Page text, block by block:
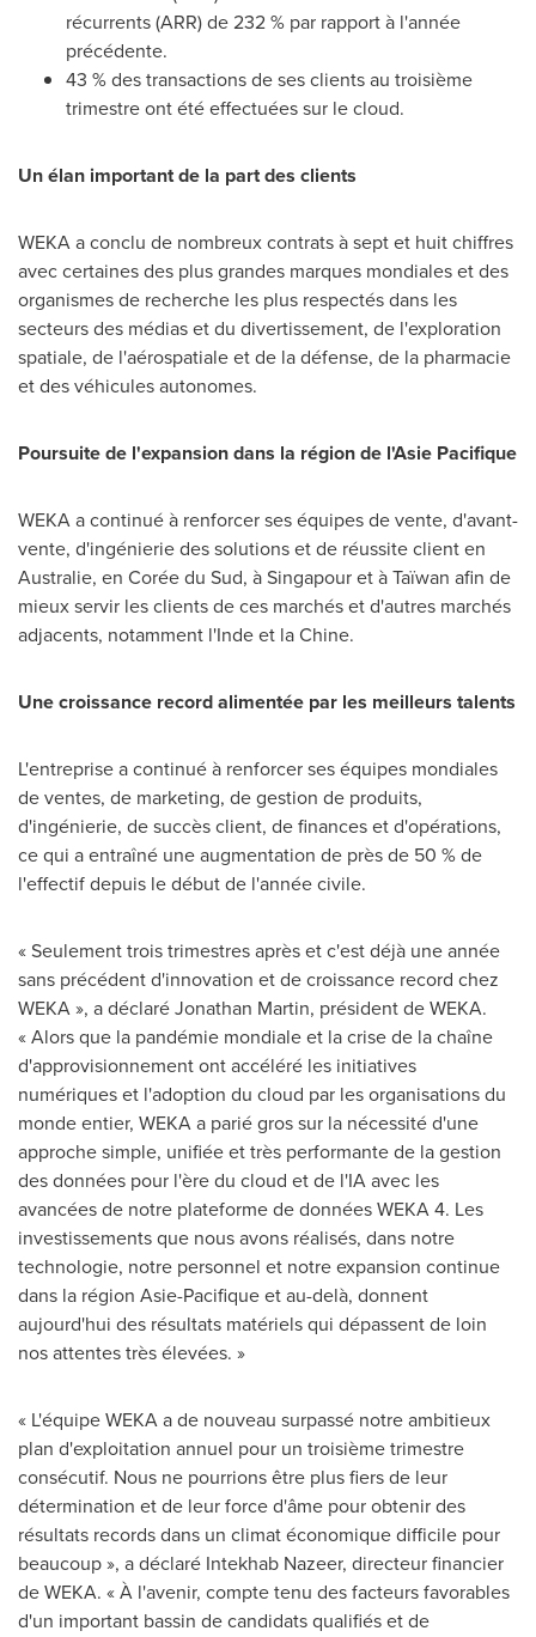
récurrents (ARR) de232 % par rapport à l'année
précédente.
43 % des transactions de ses clients au troisième
trimestre ont été effectuées sur le cloud.
Un élan important de la part des clients
WEKA a conclu de nombreux contrats à sept et huit chiffres
avec certaines des plus grandes marques mondiales et des
organismes de recherche les plus respectés dans les
secteurs des médias et du divertissement, de l'exploration
spatiale, de l'aérospatiale et de la défense, de la pharmacie
et des véhicules autonomes.
Poursuite de l'expansion dans la région de l'Asie Pacifique
WEKA a continué à renforcer ses équipes de vente, d'avant-
vente, d'ingénierie des solutions et de réussite client en
Australie, en Corée du Sud, à Singapour et à Taïwan afin de
mieux servir les clients de ces marchés et d'autres marchés
adjacents, notamment l'Inde et la Chine.
Une croissance record alimentée par les meilleurs talents
L'entreprise a continué à renforcer ses équipes mondiales
de ventes, de marketing, de gestion de produits,
d'ingénierie, de succès client, de finances et d'opérations,
ce qui a entraîné une augmentation de près de 50 % de
l'effectif depuis le début de l'année civile.
« Seulement trois trimestres après et c'est déjà une année
sans précédent d'innovation et de croissance record chez
WEKA », a déclaréJonathan Martin, président de WEKA.
« Alors que la pandémie mondiale et la crise de la chaîne
d'approvisionnement ont accéléré les initiatives
numériques et l'adoption du cloud par les organisations du
monde entier, WEKA a parié gros sur la nécessité d'une
approche simple, unifiée et très performante de la gestion
des données pour l'ère du cloud et de l'IA avec les
avancées de notre plateforme de données WEKA 4. Les
investissements que nous avons réalisés, dans notre
technologie, notre personnel et notre expansion continue
dans la région Asie-Pacifique et au-delà, donnent
aujourd'hui des résultats matériels qui dépassent de loin
nos attentes très élevées. »
« L'équipe WEKA a de nouveau surpassé notre ambitieux
plan d'exploitation annuel pour un troisième trimestre
consécutif. Nous ne pourrions être plus fiers de leur
détermination et de leur force d'âme pour obtenir des
résultats records dans un climat économique difficile pour
beaucoup », a déclaré Intekhab Nazeer, directeur financier
de WEKA. « À l'avenir, compte tenu des facteurs favorables
d'un important bassin de candidats qualifiés et de